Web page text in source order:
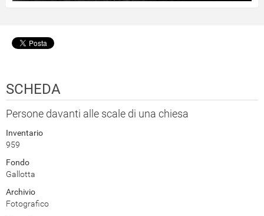
SCHEDA
Persone davanti alle scale di una chiesa
Inventario
959
Fondo
Gallotta
Archivio
Fotografico